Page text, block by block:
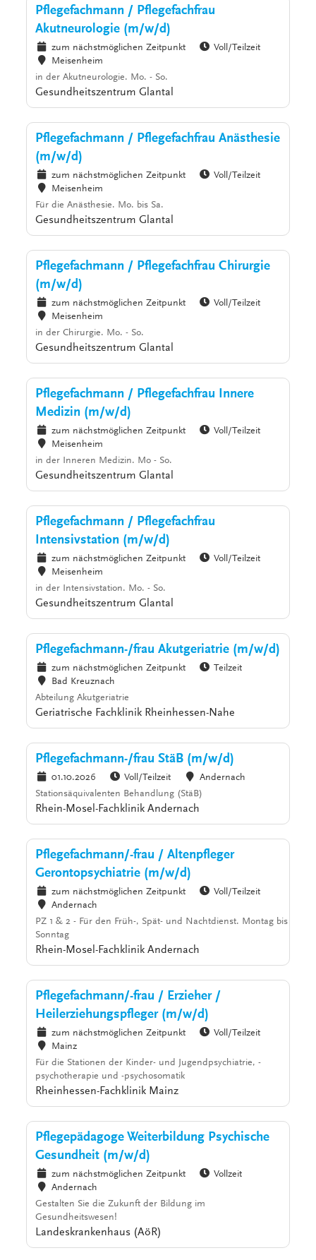
Pflegefachmann / Pflegefachfrau
Akutneurologie (m/w/d)
zum nächstmöglichen Zeitpunkt
Voll/Teilzeit
Meisenheim
in der Akutneurologie. Mo. - So.
Gesundheitszentrum Glantal
Pflegefachmann / Pflegefachfrau Anästhesie
(m/w/d)
zum nächstmöglichen Zeitpunkt
Voll/Teilzeit
Meisenheim
Für die Anästhesie. Mo. bis Sa.
Gesundheitszentrum Glantal
Pflegefachmann / Pflegefachfrau Chirurgie
(m/w/d)
zum nächstmöglichen Zeitpunkt
Voll/Teilzeit
Meisenheim
in der Chirurgie. Mo. - So.
Gesundheitszentrum Glantal
Pflegefachmann / Pflegefachfrau Innere
Medizin (m/w/d)
zum nächstmöglichen Zeitpunkt
Voll/Teilzeit
Meisenheim
in der Inneren Medizin. Mo - So.
Gesundheitszentrum Glantal
Pflegefachmann / Pflegefachfrau
Intensivstation (m/w/d)
zum nächstmöglichen Zeitpunkt
Voll/Teilzeit
Meisenheim
in der Intensivstation. Mo. - So.
Gesundheitszentrum Glantal
Pflegefachmann-/frau Akutgeriatrie (m/w/d)
zum nächstmöglichen Zeitpunkt
Teilzeit
Bad Kreuznach
Abteilung Akutgeriatrie
Geriatrische Fachklinik Rheinhessen-Nahe
Pflegefachmann-/frau StäB (m/w/d)
01.10.2026 Voll/Teilzeit
Andernach
Stationsäquivalenten Behandlung (StäB)
Rhein-Mosel-Fachklinik Andernach
Pflegefachmann/-frau / Altenpfleger
Gerontopsychiatrie (m/w/d)
zum nächstmöglichen Zeitpunkt
Voll/Teilzeit
Andernach
PZ 1 & 2 - Für den Früh-, Spät- und Nachtdienst. Montag bis
Sonntag
Rhein-Mosel-Fachklinik Andernach
Pflegefachmann/-frau / Erzieher /
Heilerziehungspfleger (m/w/d)
zum nächstmöglichen Zeitpunkt
Voll/Teilzeit
Mainz
Für die Stationen der Kinder- und Jugendpsychiatrie, -
psychotherapie und -psychosomatik
Rheinhessen-Fachklinik Mainz
Pflegepädagoge Weiterbildung Psychische
Gesundheit (m/w/d)
zum nächstmöglichen Zeitpunkt
Vollzeit
Andernach
Gestalten Sie die Zukunft der Bildung im
Gesundheitswesen!
Landeskrankenhaus (AöR)